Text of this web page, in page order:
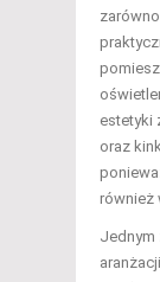
estetyki
oraz
również
Jednym